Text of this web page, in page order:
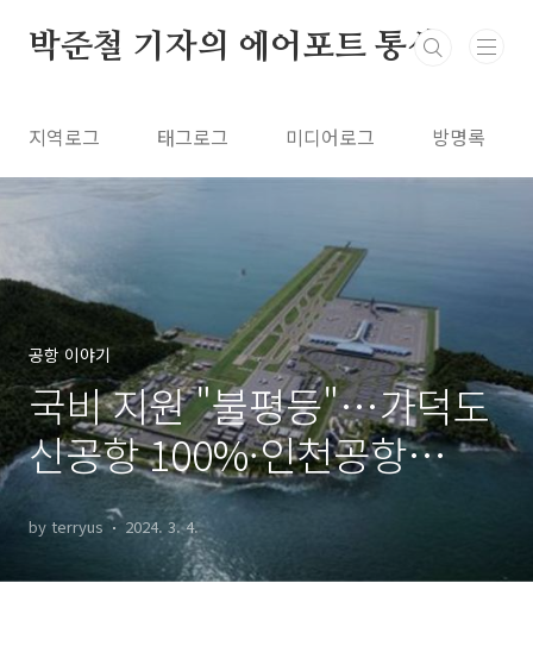
박준철 기자의 에어포트 통신
지역로그 태그로그 미디어로그 방명록
공항 이야기
국비 지원 "불평등"…가덕도
신공항 100%·인천공항
18%
by terryus 2024. 3. 4.